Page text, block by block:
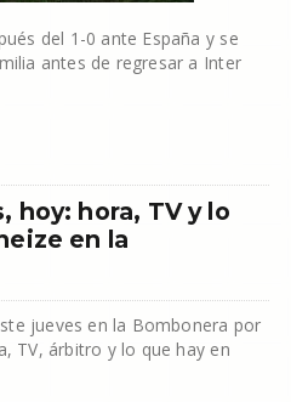
del 1-0 ante España y se
antes de regresar a Inter
hoy: hora, TV y lo
en la
jueves en la Bombonera por
TV, árbitro y lo que hay en